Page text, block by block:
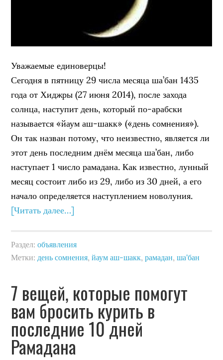
Уважаемые единоверцы!
Сегодня в пятницу 29 числа месяца ша’бан 1435
года от Хиджры (27 июня 2014), после захода
солнца, наступит день, который по-арабски
называется «йаум аш-шакк» («день сомнения»).
Он так назван потому, что неизвестно, является ли
этот день последним днём месяца ша’бан, либо
наступает 1 число рамадана. Как известно, лунный
месяц состоит либо из 29, либо из 30 дней, а его
начало определяется наступлением новолуния.
[Читать далее…]
Раздел:объявления
Метки: день сомнения,йаум аш-шакк,рамадан,ша'бан
7 вещей, которые помогут
вам бросить курить в
последние 10 дней
Рамадана